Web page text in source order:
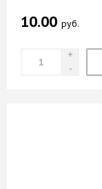
10.00 руб.